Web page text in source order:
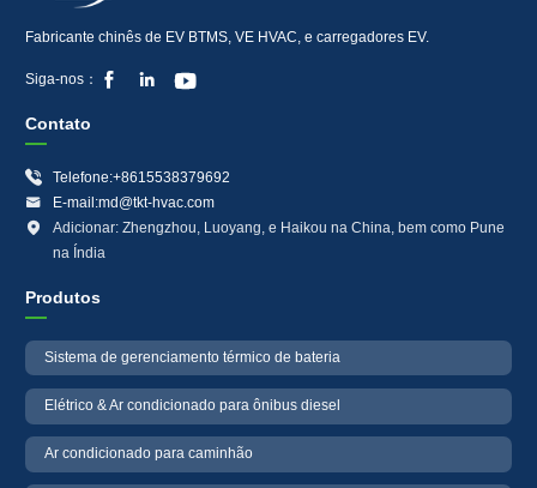
Fabricante chinês de EV BTMS, VE HVAC, e carregadores EV.
Siga-nos：   
Contato

Telefone:+8615538379692

E-mail:md@tkt-hvac.com

Adicionar: Zhengzhou, Luoyang, e Haikou na China, bem como Pune
na Índia
Produtos
Sistema de gerenciamento térmico de bateria
Elétrico & Ar condicionado para ônibus diesel
Ar condicionado para caminhão